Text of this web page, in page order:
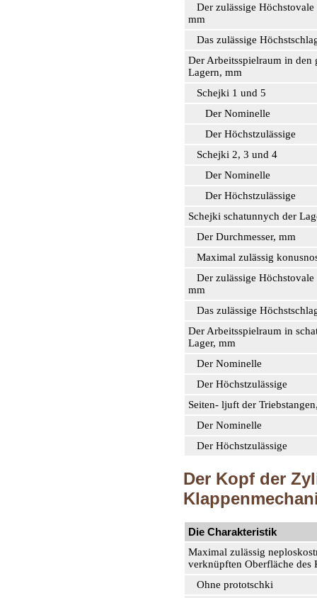
Der zulässige Höchstovale
mm
Das zulässige
Der Arbeitsspielraum in den
Lagern, mm
Schejki 1 und 5
Der Nominelle
Der Höchstzulässige
Schejki 2, 3 und 4
Der Nominelle
Der Höchstzulässige
Schejki schatunnych der
Der Durchmesser, mm
Maximal zulässig
Der zulässige Höchstovale
mm
Das zulässige
Der Arbeitsspielraum in
Lager, mm
Der Nominelle
Der Höchstzulässige
Seiten- ljuft der
Der Nominelle
Der Höchstzulässige
Der Kopf der
Die Charakteristik
Maximal zulässig
verknüpften Oberfläche des
Ohne prototschki